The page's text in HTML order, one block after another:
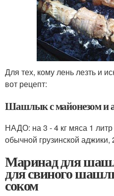
Для тех, кому лень лезть и
вот рецепт:
Шашлык с майонезом и
НАДО: на 3 - 4 кг мяса 1
обычной грузинской
Маринад для
для свиного
соком